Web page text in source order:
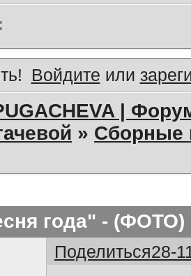
Войдите или
|
» Сборные
года" - (ФОТО)
Поделиться28-